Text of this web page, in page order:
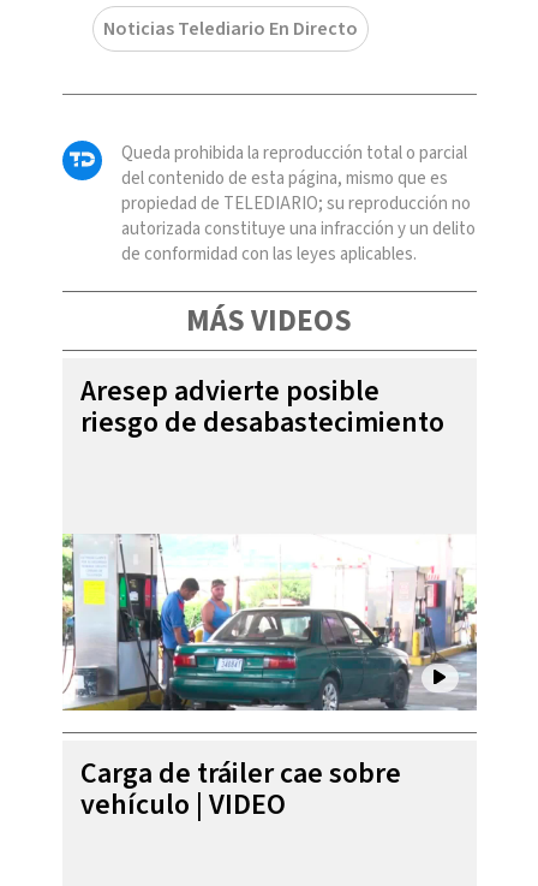
Noticias Telediario En Directo
Queda prohibida la reproducción total o parcial
del contenido de esta página, mismo que es
propiedad de TELEDIARIO; su reproducción no
autorizada constituye una infracción y un delito
de conformidad con las leyes aplicables.
MÁS VIDEOS
Aresep advierte posible
riesgo de desabastecimiento
Carga de tráiler cae sobre
vehículo | VIDEO